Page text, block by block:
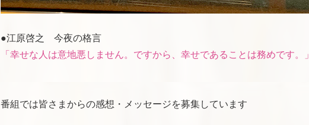
●江原啓之 今夜の格言
「幸せな人は意地悪しません。ですから、幸せであることは務めです。」
番組では皆さまからの感想・メッセージを募集しています